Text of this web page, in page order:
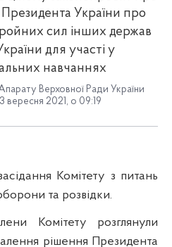
України про
сил інших держав
для участі у
навчаннях
Верховної Ради України
вересня 2021, о 09:19
Комітету з питань
та розвідки.
Комітету розглянули
рішення Президента